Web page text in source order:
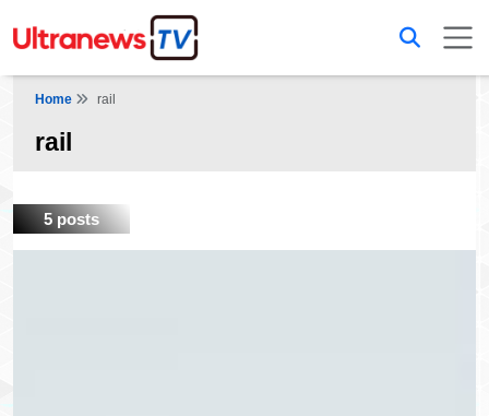
Home rail
rail
5 posts